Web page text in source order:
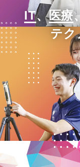
IT、医療
テク